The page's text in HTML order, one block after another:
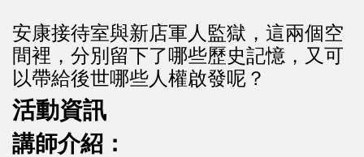
安康接待室與新店軍人監獄，這兩個空
間裡，分別留下了哪些歷史記憶，又可
以帶給後世哪些人權啟發呢？
活動資訊
講師介紹：